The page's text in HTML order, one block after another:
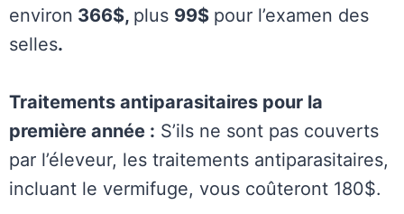
environ 366$, plus 99$ pour l’examen des
selles.
Traitements antiparasitaires pour la
première année : S’ils ne sont pas couverts
par l’éleveur, les traitements antiparasitaires,
incluant le vermifuge, vous coûteront 180$.